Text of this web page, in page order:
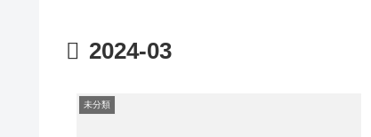
2024-03
未分類